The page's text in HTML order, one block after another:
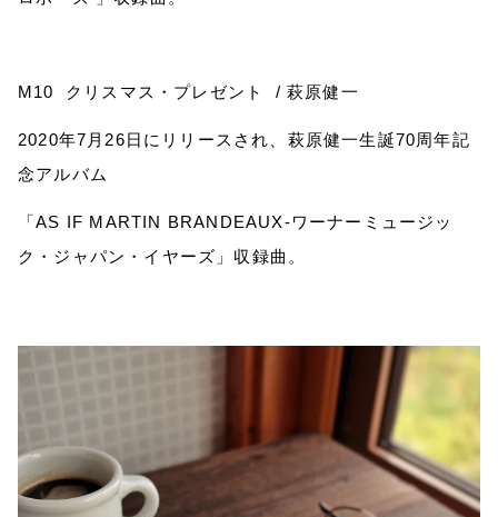
M10 クリスマス・プレゼント /萩原健一
2020年7 月 26日にリリースされ、萩原健一生誕70周年記
念アルバム
「AS IF MARTIN BRANDEAUX-ワーナーミュージッ
ク・ジャパン・イヤーズ」収録曲。